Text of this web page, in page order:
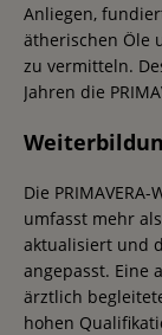
Anliegen,
ätherischen Öle
zu vermitteln.
Jahren die
Die
umfasst mehr
aktualisiert und
angepasst. Eine
ärztlich
hohen